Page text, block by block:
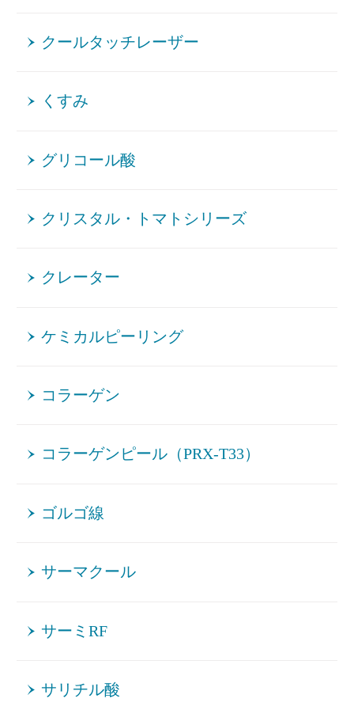
クールタッチレーザー
くすみ
グリコール酸
クリスタル・トマトシリーズ
クレーター
ケミカルピーリング
コラーゲン
コラーゲンピール（PRX-T33）
ゴルゴ線
サーマクール
サーミRF
サリチル酸